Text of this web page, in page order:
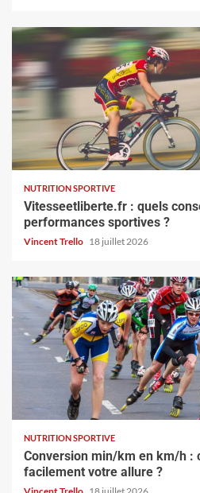
NUTRITION SPORTIVE
Vitesseetliberte.fr : quels
performances sportives ?
Vincent Trello 18 juillet 2026
NUTRITION SPORTIVE
Conversion min/km en km/h :
facilement votre allure ?